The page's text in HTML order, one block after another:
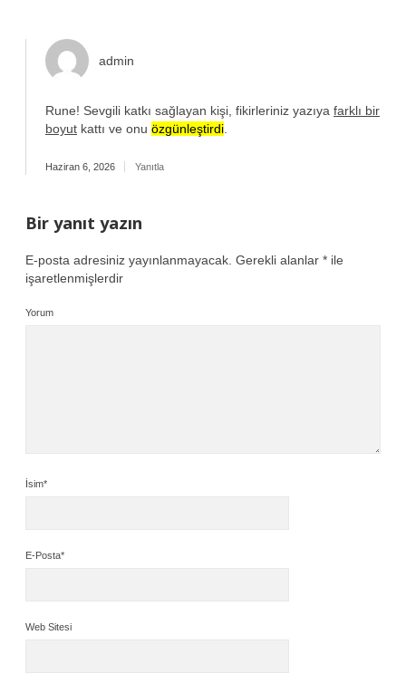
admin
Rune! Sevgili katkı sağlayan kişi, fikirleriniz yazıya farklı bir
boyut kattı ve onu özgünleştirdi
Haziran 6, 2026 Yanıtla
Bir yanıt yazın
E-posta adresiniz yayınlanmayacak. Gerekli alanlar * ile
işaretlenmişlerdir
Yorum
İsim*
E-Posta*
Web Sitesi